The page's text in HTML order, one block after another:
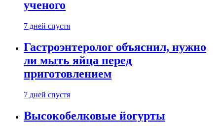
ученого
7 дней спустя
Гастроэнтеролог объяснил, нужно
ли мыть яйца перед
приготовлением
7 дней спустя
Высокобелковые йогурты